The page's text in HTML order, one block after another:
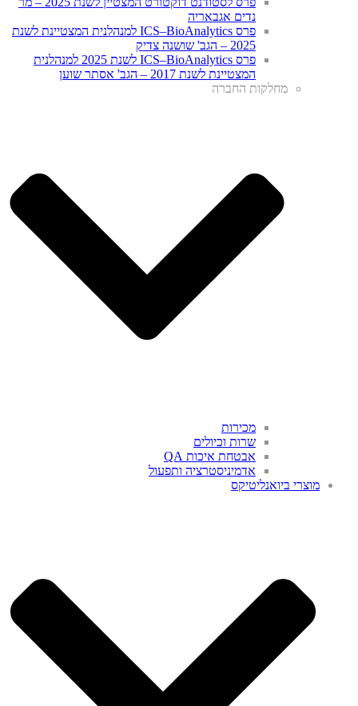
נדים אגבאריה
פרס ICS–BioAnalytics למנהלנית המצטיינת לשנת
2025 – הגב' שושנה צדיק
פרס ICS–BioAnalytics לשנת 2025 למנהלנית
המצטיינת לשנת 2017 – הגב' אסתר שוען
מחלקות החברה
מכירות
שרות וכיולים
אבטחת איכות QA
אדמיניסטרציה ותפעול
מוצרי ביואנליטיקס